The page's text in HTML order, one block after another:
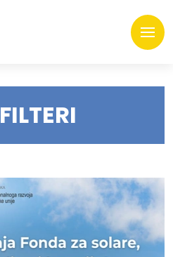
FILTERI